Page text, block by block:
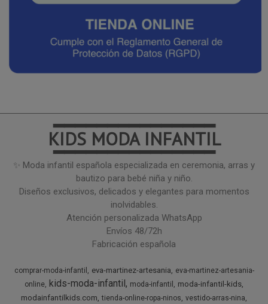
━━━━━━━━━━━━━━━
KIDS MODA INFANTIL
━━━━━━━━━━━━━━━
✨ Moda infantil española especializada en ceremonia, arras y
bautizo para bebé niña y niño.
Diseños exclusivos, delicados y elegantes para momentos
inolvidables.
Atención personalizada WhatsApp
Envíos 48/72h
Fabricación española
comprar-moda-infantil eva-martinez-artesania
eva-martinez-artesania-
online kids-moda-infantil moda-infantil
moda-infantil-kids
modainfantilkids.com tienda-online-ropa-ninos vestido-arras-nina